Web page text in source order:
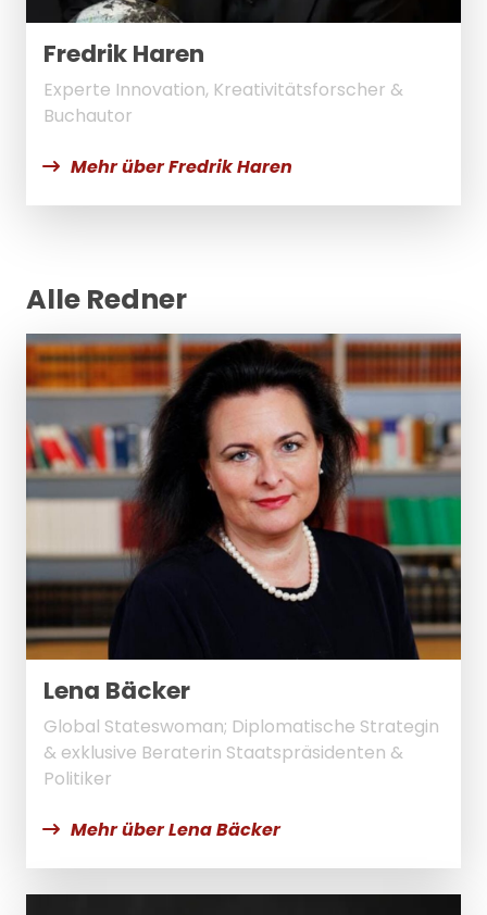
Fredrik Haren
Experte Innovation, Kreativitätsforscher &
Buchautor
Mehr über Fredrik Haren
Alle Redner
Lena Bäcker
Global Stateswoman; Diplomatische Strategin
& exklusive Beraterin Staatspräsidenten &
Politiker
Mehr über Lena Bäcker